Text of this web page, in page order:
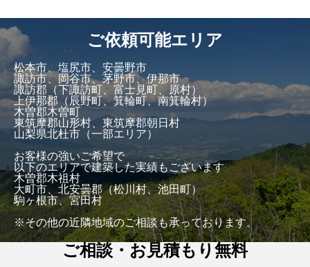
ご依頼可能エリア
松本市、塩尻市、安曇野市
諏訪市、岡谷市、茅野市、伊那市
諏訪郡（下諏訪町、富士見町、原村）
上伊那郡（辰野町、箕輪町、南箕輪村）
木曽郡木曽町
東筑摩郡山形村、東筑摩郡朝日村
山梨県北杜市（一部エリア）
お客様の強いご希望で
以下のエリアで建築した実績もございます
木曽郡木祖村
大町市、北安曇郡（松川村、池田町）
駒ヶ根市、宮田村
※その他の近隣地域のご相談も承っております。
ご相談・お見積もり無料